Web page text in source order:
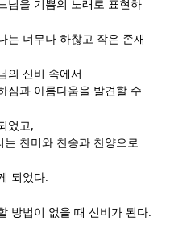
님을 기쁨의 노래로 표현하
는 너무나 하찮고 작은 존재
의 신비 속에서
심과 아름다움을 발견할 수
었고 ,
찬미와 찬송과 찬양으로
되었다.
방법이 없을 때 신비가 된다.